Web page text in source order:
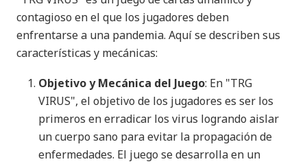
contagioso en el que los jugadores deben
enfrentarse a una pandemia. Aquí se describen sus
características y mecánicas:
Objetivo y Mecánica del Juego: En "TRG
VIRUS", el objetivo de los jugadores es ser los
primeros en erradicar los virus logrando aislar
un cuerpo sano para evitar la propagación de
enfermedades. El juego se desarrolla en un